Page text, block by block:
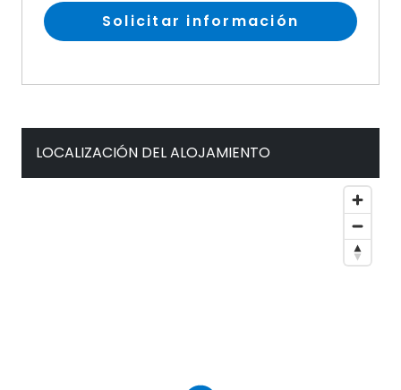
Solicitar información
LOCALIZACIÓN DEL ALOJAMIENTO